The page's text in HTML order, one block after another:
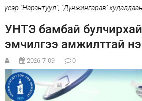
"Нарантуул", "Дүнжингарав"
УНТЭ бамбай
эмчилгээ амжилттай
2026-7-09 0